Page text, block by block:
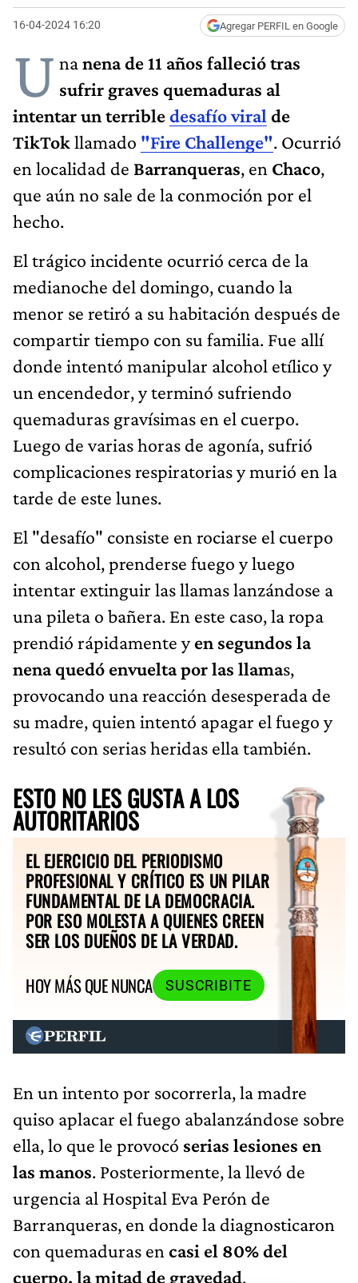
16-04-2024 16:20 Agregar PERFIL en Google
U nanena de 11 años falleció tras
sufrir graves quemaduras al
intentar un terribledesafío viral de
TikTokllamado "Fire Challenge". Ocurrió
en localidad de Barranqueras, en Chaco,
que aún no sale de la conmoción por el
hecho.
El trágico incidente ocurrió cerca de la
medianoche del domingo, cuando la
menor se retiró a su habitación después de
compartir tiempo con su familia. Fue allí
donde intentó manipular alcohol etílico y
un encendedor, y terminó sufriendo
quemaduras gravísimas en el cuerpo.
Luego de varias horas de agonía, sufrió
complicaciones respiratorias y murió en la
tarde de este lunes.
El "desafío" consiste en rociarse el cuerpo
con alcohol, prenderse fuego y luego
intentar extinguir las llamas lanzándose a
una pileta o bañera. En este caso, la ropa
prendió rápidamente yen segundos la
nena quedó envuelta por las llamas,
provocando una reacción desesperada de
su madre, quien intentó apagar el fuego y
resultó con serias heridas ella también.
ESTO NO LES GUSTA A LOS
AUTORITARIOS
EL EJERCICIO DEL PERIODISMO
PROFESIONAL Y CRÍTICO ES UN PILAR
FUNDAMENTAL DE LA DEMOCRACIA.
POR ESO MOLESTA A QUIENES CREEN
SER LOS DUEÑOS DE LA VERDAD.
HOY MÁS QUE NUNCA
SUSCRIBITE
En un intento por socorrerla, la madre
quiso aplacar el fuego abalanzándose sobre
ella, lo que le provocó serias lesiones en
las manos. Posteriormente, la llevó de
urgencia al Hospital Eva Perón de
Barranqueras, en donde la diagnosticaron
con quemaduras en casi el 80% del
cuerpo, la mitad de gravedad.